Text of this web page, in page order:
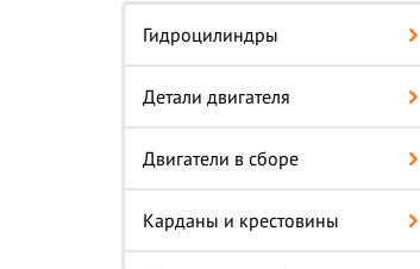
Гидроцилиндры
Детали двигателя
Двигатели в сборе
Карданы и крестовины